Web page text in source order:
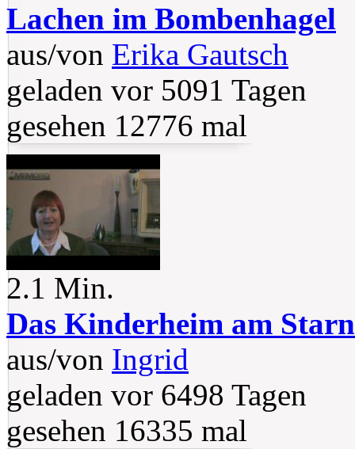
Lachen im Bombenhagel
aus/von Erika Gautsch
geladen vor 5091 Tagen
gesehen 12776 mal
2.1 Min.
Das Kinderheim am
aus/von Ingrid
geladen vor 6498 Tagen
gesehen 16335 mal